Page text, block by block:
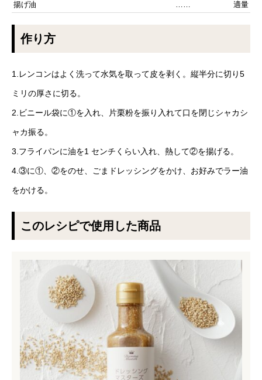
揚げ油
…… 適量
作り方
1.レンコンはよく洗って水気を取って皮を剥く。縦半分に切り5
ミリの厚さに切る。
2.ビニール袋に①を入れ、片栗粉を振り入れて口を閉じシャカシ
ャカ振る。
3.フライパンに油を1 センチくらい入れ、熱して②を揚げる。
4.③に①、②をのせ、ごまドレッシングをかけ、お好みでラー油
をかける。
このレシピで使用した商品